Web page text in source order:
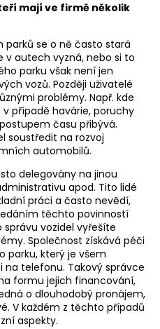
mají ve firmě několik
parků se o ně často stará
v autech vyzná, nebo si to
parku však není jen
vozů. Později uživatelé
problémy. Např. kde
případě havárie, poruchy
času přibývá.
soustředit na rozvoj
automobilů.
delegovány na jinou
apod. Tito lidé
práci a často nevědí,
těchto povinností
vozidel vyřešíte
Společnost získává péči
parku, který je všem
na telefonu. Takový správce
formu jejich financování,
o dlouhodobý pronájem,
V každém z těchto případů
aspekty.